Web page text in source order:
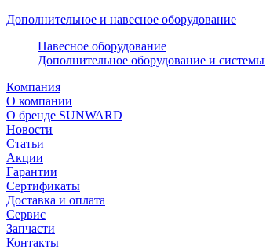
Дополнительное и навесное оборудование
Навесное оборудование
Дополнительное оборудование и системы
Компания
О компании
О бренде SUNWARD
Новости
Статьи
Акции
Гарантии
Сертификаты
Доставка и оплата
Сервис
Запчасти
Контакты